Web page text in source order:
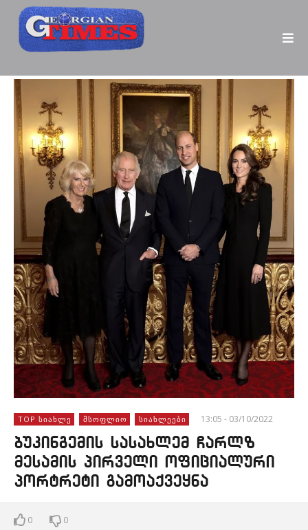
TOP ᲡᲘᲐᲮᲚᲔ ᲛᲡᲝᲤᲚᲘᲝ ᲡᲘᲐᲮᲚᲔᲔᲑᲘ 13:05 - 03/10/2022
ბუკინგემის სასახლემ ჩარლზ
მესამის პირველი ოფიციალური
პორტრეტი გამოაქვეყნა
0 0